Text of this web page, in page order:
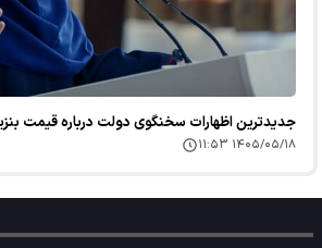
جدیدترین اظهارات سخنگوی دولت درباره قیمت
۱۴۰۵/۰۵/۱۸ ۱۱:۵۳